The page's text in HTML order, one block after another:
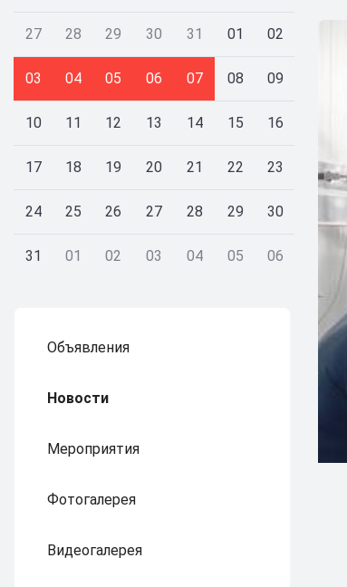
27 28 29 30 31 01 02
03 04 05 06 07 08 09
10 11 12 13 14 15 16
17 18 19 20 21 22 23
24 25 26 27 28 29 30
31 01 02 03 04 05 06
Объявления
Новости
Мероприятия
Фотогалерея
Видеогалерея